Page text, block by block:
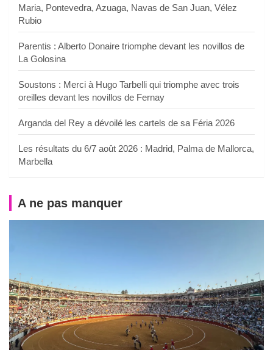
Maria, Pontevedra, Azuaga, Navas de San Juan, Vélez
Rubio
Parentis : Alberto Donaire triomphe devant les novillos de
La Golosina
Soustons : Merci à Hugo Tarbelli qui triomphe avec trois
oreilles devant les novillos de Fernay
Arganda del Rey a dévoilé les cartels de sa Féria 2026
Les résultats du 6/7 août 2026 : Madrid, Palma de Mallorca,
Marbella
A ne pas manquer